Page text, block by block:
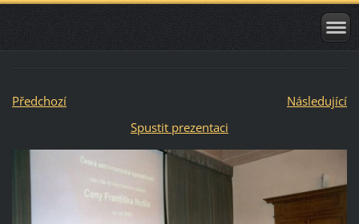
Předchozí
Následující
Spustit prezentaci